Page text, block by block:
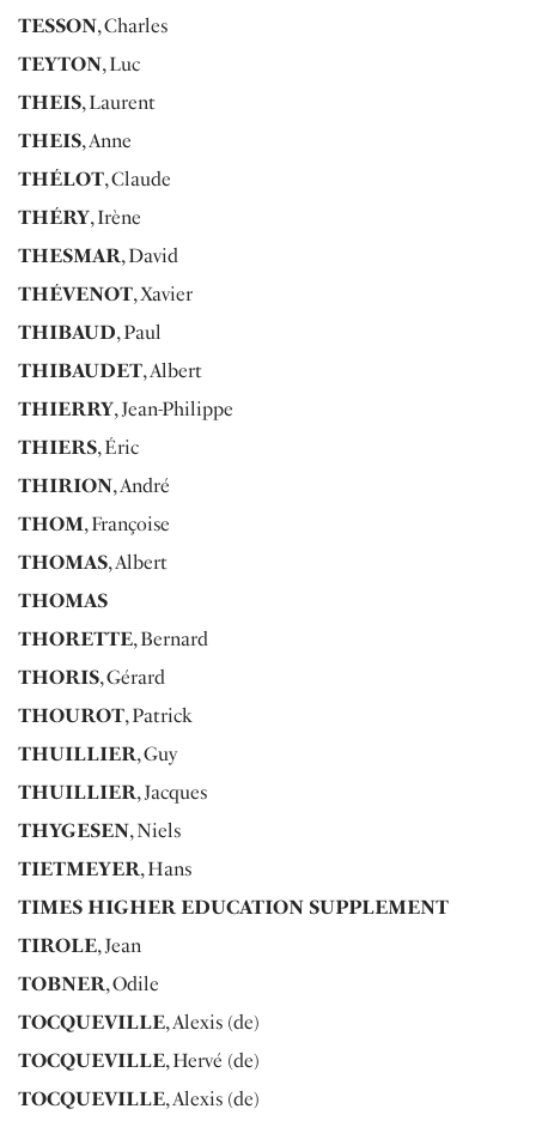
TESSON, Charles
TEYTON, Luc
THEIS, Laurent
THEIS, Anne
THÉLOT, Claude
THÉRY, Irène
THESMAR, David
THÉVENOT, Xavier
THIBAUD, Paul
THIBAUDET, Albert
THIERRY, Jean-Philippe
THIERS, Éric
THIRION, André
THOM, Françoise
THOMAS, Albert
THOMAS
THORETTE, Bernard
THORIS, Gérard
THOUROT, Patrick
THUILLIER, Guy
THUILLIER, Jacques
THYGESEN, Niels
TIETMEYER, Hans
TIMES HIGHER EDUCATION SUPPLEMENT
TIROLE, Jean
TOBNER, Odile
TOCQUEVILLE, Alexis (de)
TOCQUEVILLE, Hervé (de)
TOCQUEVILLE, Alexis (de)